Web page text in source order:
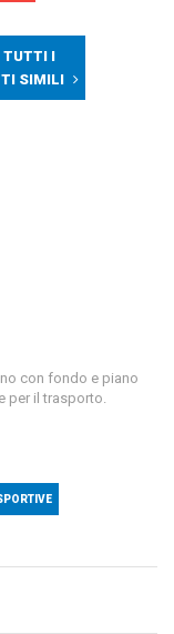
TUTTI I
SIMILI
con fondo e piano
per il trasporto.